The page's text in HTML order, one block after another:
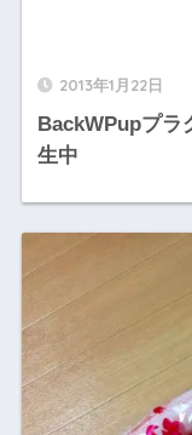
2013年1月22日
BackWPupプラ
生中